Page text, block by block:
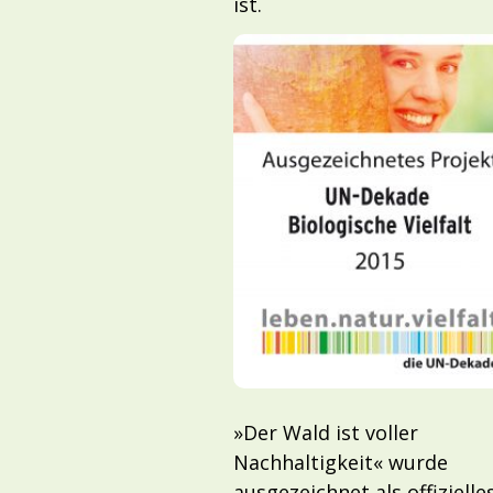
»Der Wald ist voller
Nachhaltigkeit« wurde